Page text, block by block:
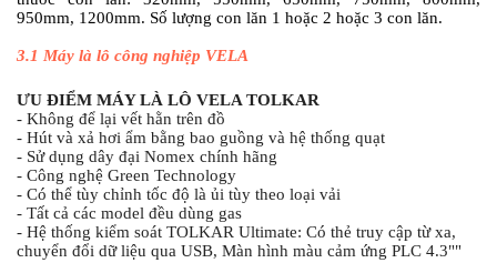
950mm, 1200mm. Số lượng con lăn 1 hoặc 2 hoặc 3 con lăn.
3.1 Máy là lô công nghiệp VELA
ƯU ĐIỂM MÁY LÀ LÔ VELA TOLKAR
- Không để lại vết hằn trên đồ
- Hút và xả hơi ẩm bằng bao guồng và hệ thống quạt
- Sử dụng dây đại Nomex chính hãng
- Công nghệ Green Technology
- Có thể tùy chỉnh tốc độ là ủi tùy theo loại vải
- Tất cả các model đều dùng gas
- Hệ thống kiểm soát TOLKAR Ultimate: Có thẻ truy cập từ xa,
chuyển đổi dữ liệu qua USB, Màn hình màu cảm ứng PLC 4.3""